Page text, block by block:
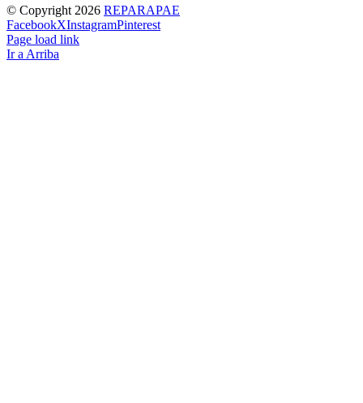
© Copyright 2026 REPARAPAE
FacebookXInstagramPinterest
Page load link
Ir a Arriba